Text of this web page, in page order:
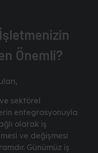
Önemli?
sektörel
entegrasyonuyla
olarak iş
ve değişmesi
Günümüz iş